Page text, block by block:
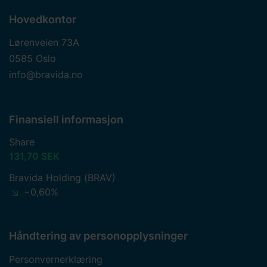
Hovedkontor
Lørenveien 73A
0585 Oslo
info@bravida.no
Finansiell informasjon
Share
131,70 SEK
Bravida Holding (BRAV)
−0,60%
Håndtering av personopplysninger
Personvernerklæring